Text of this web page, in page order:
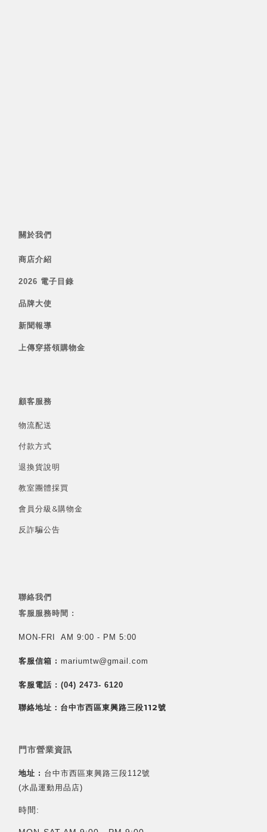
關於我們
商店介紹
2026 電子目錄
品牌大使
新聞報導
上傳穿搭領購物金
顧客服務
物流配送
付款方式
退換貨說明
教室團體採買
會員分級&購物金
反詐騙公告
聯絡我們
客服服務時間 :
MON-FRI AM 9:00 - PM 5:00
客服信箱 : mariumtw@gmail.com
客服電話 : (04) 2473- 6120
聯絡地址：台中市西區東興路三段112號
門市營業資訊
地址 : 台中市西區東興路三段112號
(水晶運動用品店)
時間: